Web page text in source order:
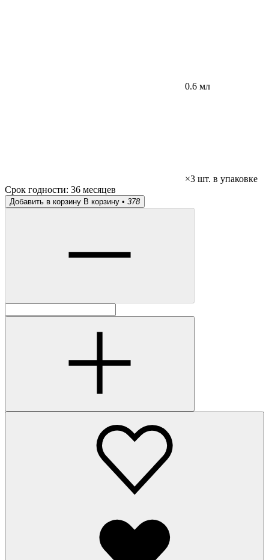
0.6 мл
×3 шт. в упаковке
Срок годности: 36 месяцев
Добавить в корзину В корзину • 378